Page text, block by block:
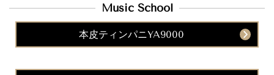
Music School
本皮ティンパニYA9000